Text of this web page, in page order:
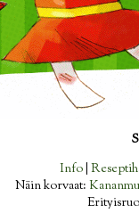
Info
Näin korvaat: